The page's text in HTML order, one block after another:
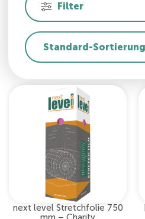
Filter
next level Stretchfolie 750